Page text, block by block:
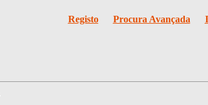
Registo Procura Avançada